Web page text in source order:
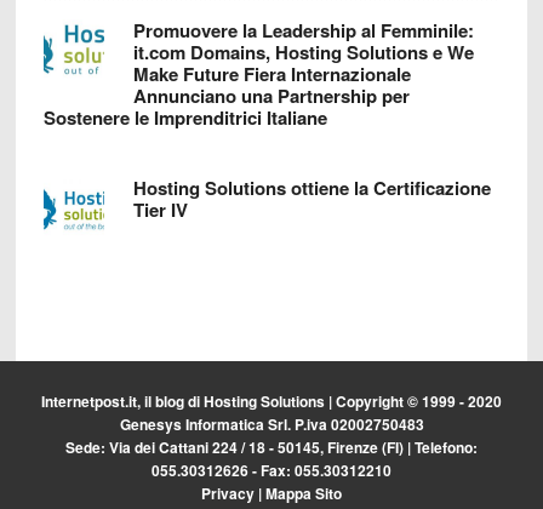
Promuovere la Leadership al Femminile:
it.com Domains, Hosting Solutions e We
Make Future Fiera Internazionale
Annunciano una Partnership per
Sostenere le Imprenditrici Italiane
Hosting Solutions ottiene la Certificazione
Tier IV
Internetpost.it, il blog diHosting Solutions | Copyright © 1999 - 2020
Genesys Informatica Srl. P.iva 02002750483
Sede: Via dei Cattani 224 / 18 - 50145, Firenze (FI) | Telefono:
055.30312626 - Fax: 055.30312210
Privacy |Mappa Sito